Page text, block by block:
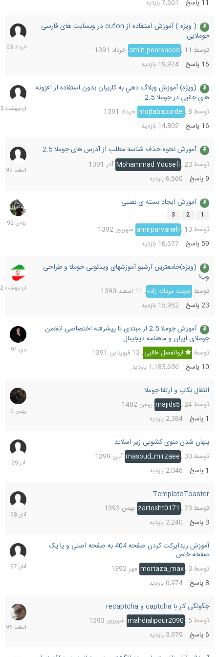
11 پاسخ 7,601 بازدید
( ویژه ) آموزش استفاده از cufon در وبسایت های فارسی
جوملایی
توسط amin.poorsaeed ,11 خرداد 1391
16 پاسخ 19,974 بازدید
26
(ويژه) آموزش وبلاگ دهي به كاربران بدون استفاده از افزونه
هاي جانبي در جوملا 2.5
توسط mojtabapordel , 8 خرداد 1391
16 پاسخ 14,802 بازدید
28
آموزش نحوه حذف شناسه مطلب از آدرس های جوملا 2.5
توسط Mohammad Yousefi ,23 آذر 1391
پاسخ 6,560 بازدید
28
آموزش ایجاد بسته ی نصبی
توسط amirparvaneh ,13 شهریور 1392
59 پاسخ 16,677 بازدید
9
بهمن
(ویژه)جامعترین آرشیو آموزشهای ویدئویی جوملا و طراحی
وب!
توسطحجت مردانه زاده,11 اسفند 1390
23پاسخ 15,952 بازدید
7
آموزش جوملا 2.5 از مبتدی تا پیشرفته اختصاصی انجمن
جوملای ایران و ماهنامه دیجیتال
توسط ابوالفضل طالبی,13 فروردین 1391
10 پاسخ 1,183,636 بازدید
30
دی
انتقال بکاپ و ارتقا جوملا
توسط majids5 ,24 بهمن 1402
پاسخ 2,384بازدید
24
بهمن
پنهان شدن منوی کشویی زیر اسلاید
توسط masoud_mirzaee ,30 آبان 1399
پاسخ 2,046بازدید
2
آذر
TemplateToaster
توسط zartosht0171 ,23 بهمن 1393
پاسخ 2,240بازدید
16
آبان
آموزش ریدایرکت کردن صفحه 404 به صفحه اصلی و یا یک
صفحه خاص
توسط mortaza_max , 3 مهر 1392
پاسخ 6,974 بازدید
16
آبان
چگونگی کار با captcha و recaptcha
توسط mahdialipour2090 , 5 شهریور 1393
پاسخ 3,979 بازدید
6